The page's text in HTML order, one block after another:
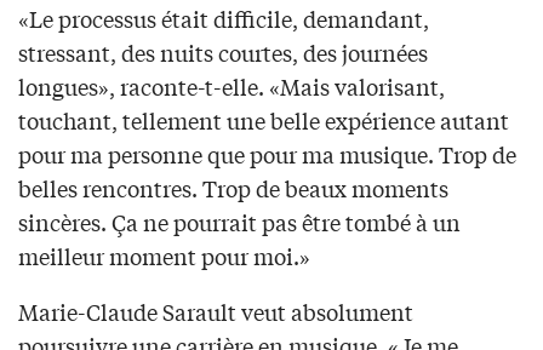
«Le processus était difficile, demandant,
stressant, des nuits courtes, des journées
longues», raconte-t-elle. «Mais valorisant,
touchant, tellement une belle expérience autant
pour ma personne que pour ma musique. Trop de
belles rencontres. Trop de beaux moments
sincères. Ça ne pourrait pas être tombé à un
meilleur moment pour moi.»
Marie-Claude Sarault veut absolument